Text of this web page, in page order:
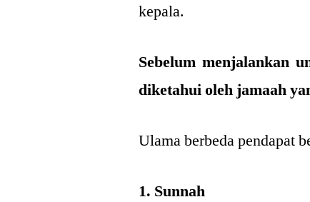
kepala.
Sebelum menjalankan
diketahui oleh jamaah
Ulama berbeda pendapat
1. Sunnah